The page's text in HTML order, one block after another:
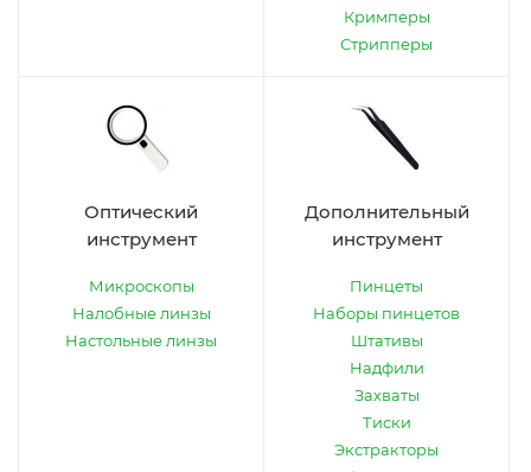
Кримперы
Стрипперы
Оптический
инструмент
Микроскопы
Налобные линзы
Настольные линзы
Дополнительный
инструмент
Пинцеты
Наборы пинцетов
Штативы
Надфили
Захваты
Тиски
Экстракторы